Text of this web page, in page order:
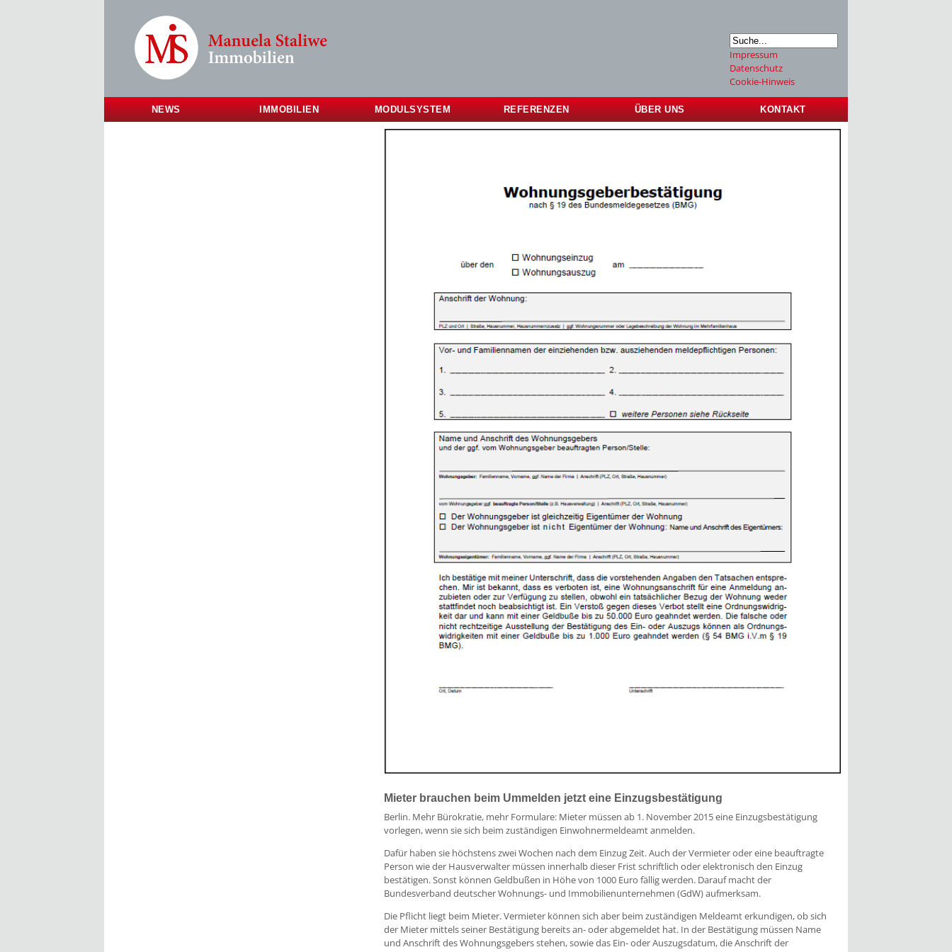
Impressum
Datenschutz
Cookie-Hinweis
NEWS IMMOBILIEN MODULSYSTEM REFERENZEN ÜBER UNS KONTAKT
Mieter brauchen beim Ummelden jetzt eine Einzugsbestätigung
Berlin. Mehr Bürokratie, mehr Formulare: Mieter müssen ab 1. November 2015 eine Einzugsbestätigung
vorlegen, wenn sie sich beim zuständigen Einwohnermeldeamt anmelden.
Dafür haben sie höchstens zwei Wochen nach dem Einzug Zeit. Auch der Vermieter oder eine beauftragte
Person wie der Hausverwalter müssen innerhalb dieser Frist schriftlich oder elektronisch den Einzug
bestätigen. Sonst können Geldbußen in Höhe von 1000 Euro fällig werden. Darauf macht der
Bundesverband deutscher Wohnungs- und Immobilienunternehmen (GdW) aufmerksam.
Die Pflicht liegt beim Mieter. Vermieter können sich aber beim zuständigen Meldeamt erkundigen, ob sich
der Mieter mittels seiner Bestätigung bereits an- oder abgemeldet hat. In der Bestätigung müssen Name
und Anschrift des Wohnungsgebers stehen, sowie das Ein- oder Auszugsdatum, die Anschrift der